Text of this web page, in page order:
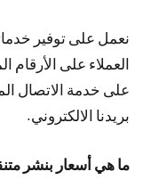
نعمل على توفير
العملاء على الأرقام
على خدمة الاتصال
بريدنا الالكتروني.
ما هي أسعار بنشر